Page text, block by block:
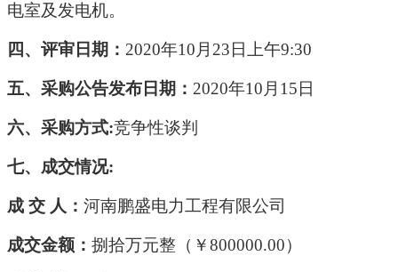
电室及发电机。
四、评审 日期： 2020年10 月 23 日上午9:30
五、 采购公告发布日期 ： 2020年10 月 15 日
六、采购方式:竞争性谈判
七、 成交情况:
成 交 人： 河南鹏盛电力工程有限公司
成交金额： 捌拾万元整（￥800000.00）